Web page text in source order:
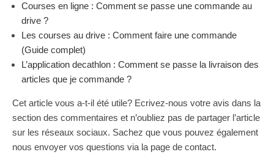
Courses en ligne : Comment se passe une commande au
drive ?
Les courses au drive : Comment faire une commande
(Guide complet)
L’application decathlon : Comment se passe la livraison des
articles que je commande ?
Cet article vous a-t-il été utile? Ecrivez-nous votre avis dans la
section des commentaires et n’oubliez pas de partager l’article
sur les réseaux sociaux. Sachez que vous pouvez également
nous envoyer vos questions via la page de contact.